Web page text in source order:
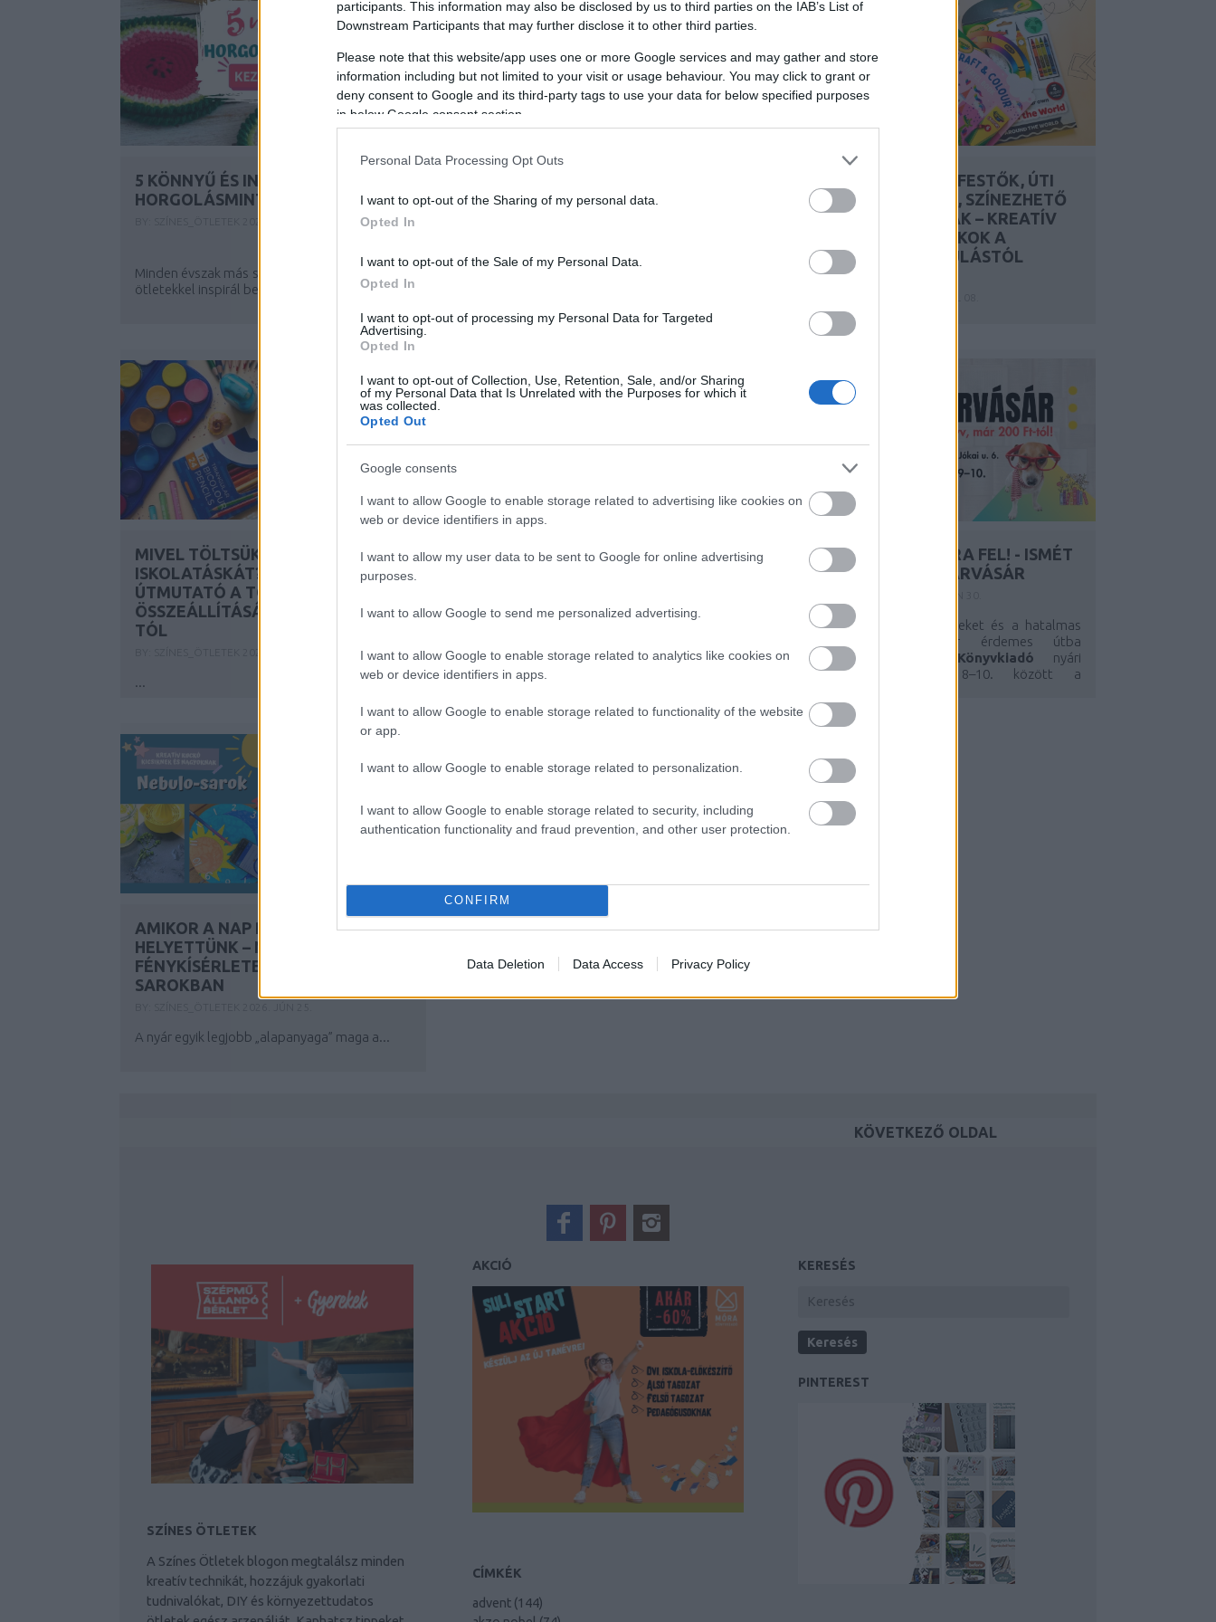
participants. This information may also be disclosed by us to third parties on the IAB’s List of
Downstream Participants that may further disclose it to other third parties.
Please note that this website/app uses one or more Google services and may gather and store
information including but not limited to your visit or usage behaviour. You may click to grant or
deny consent to Google and its third-party tags to use your data for below specified purposes
in below Google consent section.
Personal Data Processing Opt Outs
I want to opt-out of the Sharing of my personal data.
Opted In
I want to opt-out of the Sale of my Personal Data.
Opted In
I want to opt-out of processing my Personal Data for Targeted
Advertising.
Opted In
I want to opt-out of Collection, Use, Retention, Sale, and/or Sharing
of my Personal Data that Is Unrelated with the Purposes for which it
was collected.
Opted Out
Google consents
I want to allow Google to enable storage related to advertising like cookies on
web or device identifiers in apps.
I want to allow my user data to be sent to Google for online advertising
purposes.
I want to allow Google to send me personalized advertising.
I want to allow Google to enable storage related to analytics like cookies on
web or device identifiers in apps.
I want to allow Google to enable storage related to functionality of the website
or app.
I want to allow Google to enable storage related to personalization.
I want to allow Google to enable storage related to security, including
authentication functionality and fraud prevention, and other user protection.
CONFIRM
Data Deletion Data Access Privacy Policy
5 KÖNNYŰ ÉS INGYENES NYÁRI
HORGOLÁSMINTA KEZDŐKNEK
Minden évszak más színekkel, hangulatokkal és
ötletekkel inspirál bennünket - nyáron...
MŰVÉSZETEK VÖLGYE
fő tulajdonosa, a Művészetek a
MASZATMENTES KIFESTŐK, ÚTI
FOGLALKOZTATÓK, SZÍNEZHETŐ
FANTÁZIAÁLLATKÁK – KREATÍV
ESZKÖZÖK ÉS JÁTÉKOK A
CRAYOLÁTÓL, INDULÁSTÓL
MEGÉRKEZÉSIG
...
MIVEL TÖLTSÜK MEG AZ
ISKOLATÁSKÁT? PRAKTIKUS
ÚTMUTATÓ A TOLLTARTÓ
ÖSSZEÁLLÍTÁSÁHOZ A NEBULO-
TÓL
...
SZÓRAKOZTATÓ NYÁRI
BY: SZÍNES_ÖTLETEK2026. JÚL 07.
KÖNYVVADÁSZATRA FEL! - ISMÉT
ITT A MÓRA RAKTÁRVÁSÁR
Ha szeretitek a jó könyveket és a hatalmas
kedvezményeket, akkor érdemes útba
ejtenetek a
Móra Könyvkiadó nyári
raktárvásárát. Július 8–10. között a
AMIKOR A NAP RAJZOL
HELYETTÜNK – NYÁRI
FÉNYKÍSÉRLETEK A NEBULO-
SAROKBAN
A nyár egyik legjobb „alapanyaga” maga a...
KÖVETKEZŐ OLDAL
SZÍNES ÖTLETEK
A Színes Ötletek blogon megtalálsz minden
kreatív technikát, hozzájuk gyakorlati
tudnivalókat, DIY és környezettudatos
AKCIÓ
CÍMKÉK
advent (144)
KERESÉS
PINTEREST